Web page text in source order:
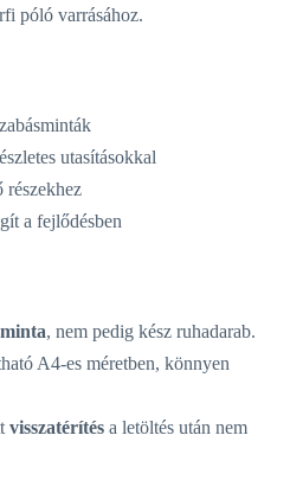
póló varrásához.
utasításokkal
részekhez
a fejlődésben
, nem pedig kész ruhadarab.
A4-es méretben, könnyen
visszatérítés a letöltés után nem